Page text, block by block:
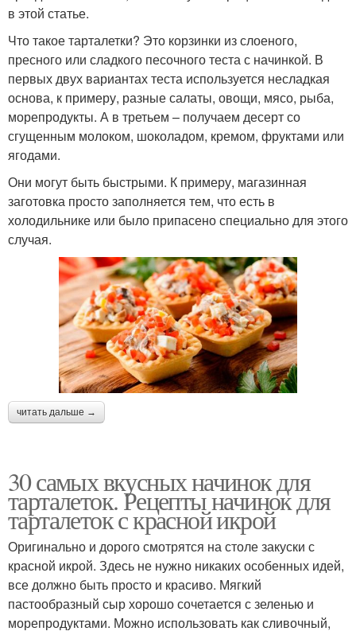
в этой статье.
Что такое тарталетки? Это корзинки из слоеного,
пресного или сладкого песочного теста с начинкой. В
первых двух вариантах теста используется несладкая
основа, к примеру, разные салаты, овощи, мясо, рыба,
морепродукты. А в третьем – получаем десерт со
сгущенным молоком, шоколадом, кремом, фруктами или
ягодами.
Они могут быть быстрыми. К примеру, магазинная
заготовка просто заполняется тем, что есть в
холодильнике или было припасено специально для этого
случая.
читать дальше →
30 самых вкусных начинок для
тарталеток. Рецепты начинок для
тарталеток с красной икрой
Оригинально и дорого смотрятся на столе закуски с
красной икрой. Здесь не нужно никаких особенных идей,
все должно быть просто и красиво. Мягкий
пастообразный сыр хорошо сочетается с зеленью и
морепродуктами. Можно использовать как сливочный,